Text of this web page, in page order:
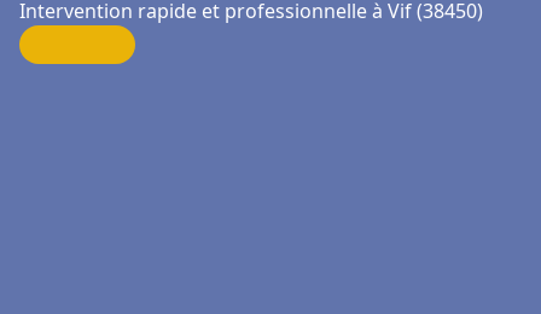
Intervention rapide et professionnelle à Vif (38450)